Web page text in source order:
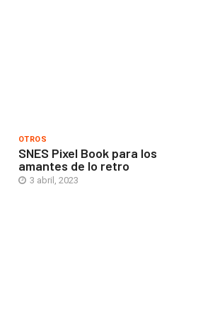
OTROS
SNES Pixel Book para los
amantes de lo retro
3 abril, 2023